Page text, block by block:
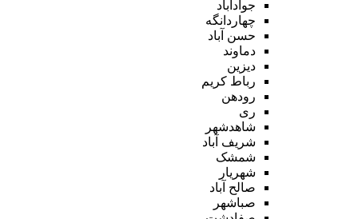
جوادآباد
چهاردانگه
حسن آباد
دماوند
دیزین
رباط کریم
رودهن
ری
شاهدشهر
شریف آباد
شمشک
شهریار
صالح آباد
صباشهر